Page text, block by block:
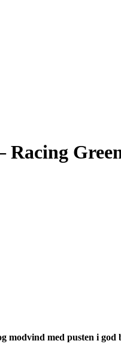
Racing
modvind med pusten i god